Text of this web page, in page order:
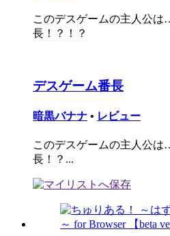
このデスゲームの主人公
長！？！？
デスゲーム番長
暗黒バナナ • レビュー
このデスゲームの主人公
長！？...